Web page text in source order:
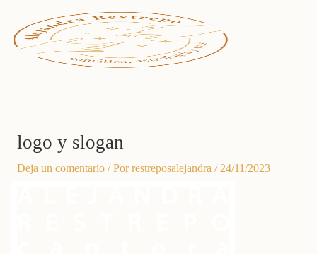
contenido
logo y slogan
Deja un comentario / Porrestreposalejandra / 24/11/2023